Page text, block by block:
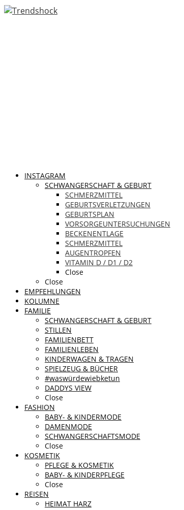
INSTAGRAM
SCHWANGERSCHAFT & GEBURT
SCHMERZMITTEL
GEBURTSVERLETZUNGEN
GEBURTSPLAN
VORSORGEUNTERSUCHUNGEN
BECKENENTLAGE
SCHMERZMITTEL
AUGENTROPFEN
VITAMIN D / D1 / D2
Close
Close
EMPFEHLUNGEN
KOLUMNE
FAMILIE
SCHWANGERSCHAFT & GEBURT
STILLEN
FAMILIENBETT
FAMILIENLEBEN
KINDERWAGEN & TRAGEN
SPIELZEUG & BÜCHER
#waswürdewiebketun
DADDYS VIEW
Close
FASHION
BABY- & KINDERMODE
DAMENMODE
SCHWANGERSCHAFTSMODE
Close
KOSMETIK
PFLEGE & KOSMETIK
BABY- & KINDERPFLEGE
Close
REISEN
HEIMAT HARZ